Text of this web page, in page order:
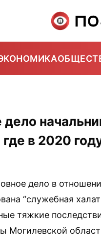
дело
в 2020
дело в
“служебная
тяжкие
Могилевской